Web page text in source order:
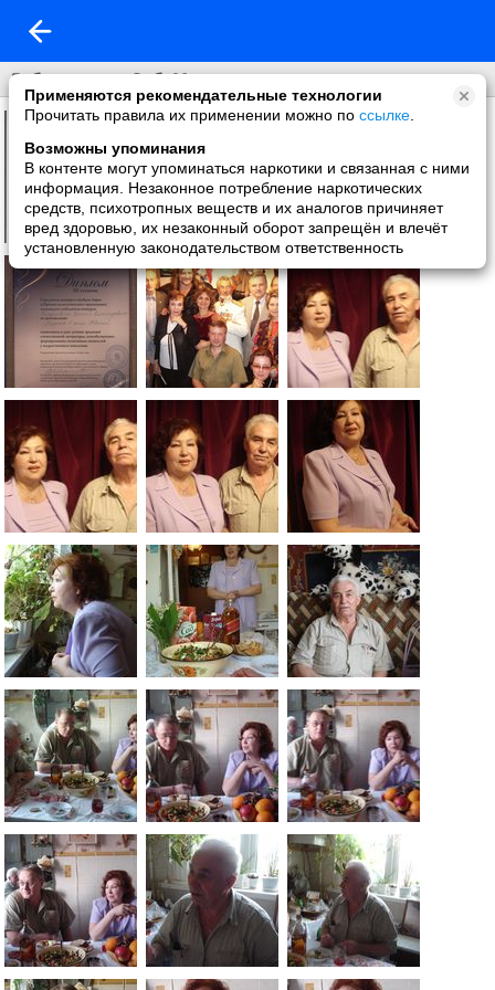
Применяются рекомендательные технологии
Прочитать правила их применении можно по ссылке
Возможны упоминания
В контенте могут упоминаться наркотики и связанная с ними
информация. Незаконное потребление наркотических
средств, психотропных веществ и их аналогов причиняет
вред здоровью, их незаконный оборот запрещён и влечёт
установленную законодательством ответственность
Добрая лира+Спб+Москва